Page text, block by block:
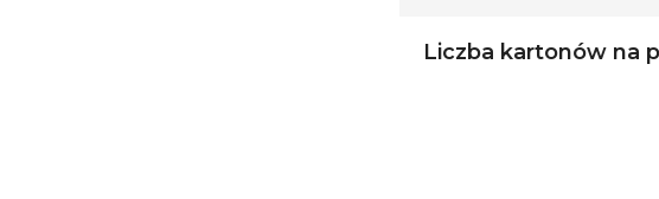
Liczba kartonów na